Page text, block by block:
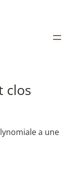
clos
a une